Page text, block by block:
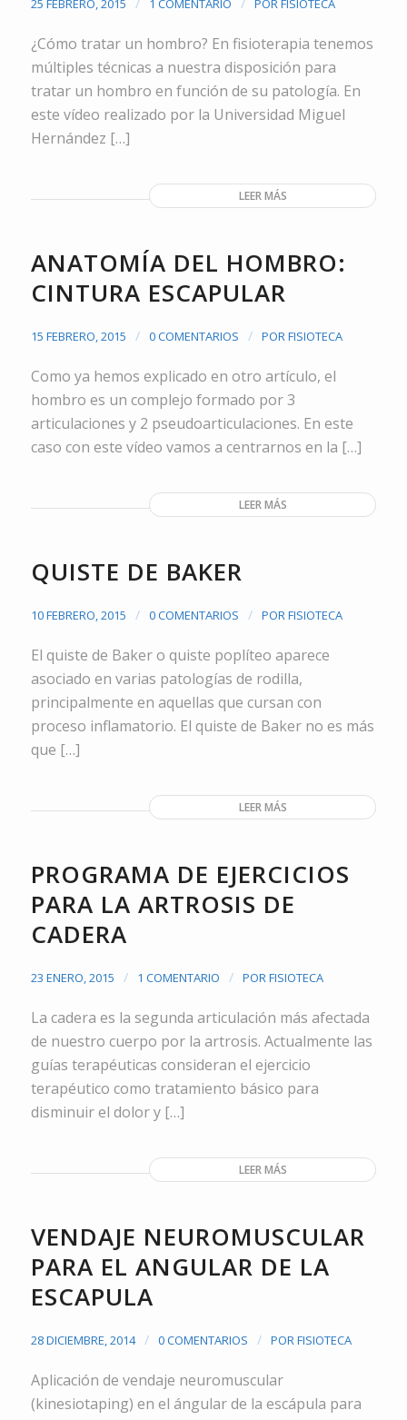
¿Cómo tratar un hombro? En fisioterapia tenemos
múltiples técnicas a nuestra disposición para
tratar un hombro en función de su patología. En
este vídeo realizado por la Universidad Miguel
Hernández […]
LEER MÁS
ANATOMÍA DEL HOMBRO:
CINTURA ESCAPULAR
15 FEBRERO, 2015 / 0 COMENTARIOS / POR FISIOTECA
Como ya hemos explicado en otro artículo, el
hombro es un complejo formado por 3
articulaciones y 2 pseudoarticulaciones. En este
caso con este vídeo vamos a centrarnos en la […]
LEER MÁS
QUISTE DE BAKER
10 FEBRERO, 2015 / 0 COMENTARIOS / POR FISIOTECA
El quiste de Baker o quiste poplíteo aparece
asociado en varias patologías de rodilla,
principalmente en aquellas que cursan con
proceso inflamatorio. El quiste de Baker no es más
que […]
LEER MÁS
PROGRAMA DE EJERCICIOS
PARA LA ARTROSIS DE
CADERA
23 ENERO, 2015 / 1 COMENTARIO / POR FISIOTECA
La cadera es la segunda articulación más afectada
de nuestro cuerpo por la artrosis. Actualmente las
guías terapéuticas consideran el ejercicio
terapéutico como tratamiento básico para
disminuir el dolor y […]
LEER MÁS
VENDAJE NEUROMUSCULAR
PARA EL ANGULAR DE LA
ESCAPULA
28 DICIEMBRE, 2014 / 0 COMENTARIOS / POR FISIOTECA
Aplicación de vendaje neuromuscular
(kinesiotaping) en el ángular de la escápula para